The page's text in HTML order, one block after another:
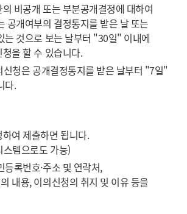
비공개 또는 부분공개결정에 대하여
공개여부의 결정통지를 받은 날 또는
는 것으로 보는 날부터 "30일" 이내에
을 할 수 있습니다.
신청은 공개결정통지를 받은 날부터 "7일"
다.
여 제출하면 됩니다.
템으로도 가능)
등록번호·주소 및 연락처,
내용, 이의신청의 취지 및 이유 등을